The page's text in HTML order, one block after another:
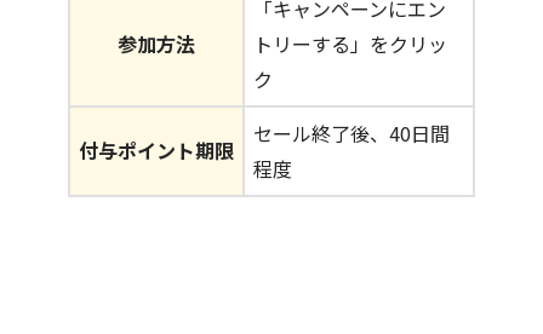
参加方法
「キャンペーンにエン
トリーする」をクリッ
ク
付与ポイント期限
セール終了後、40日間
程度